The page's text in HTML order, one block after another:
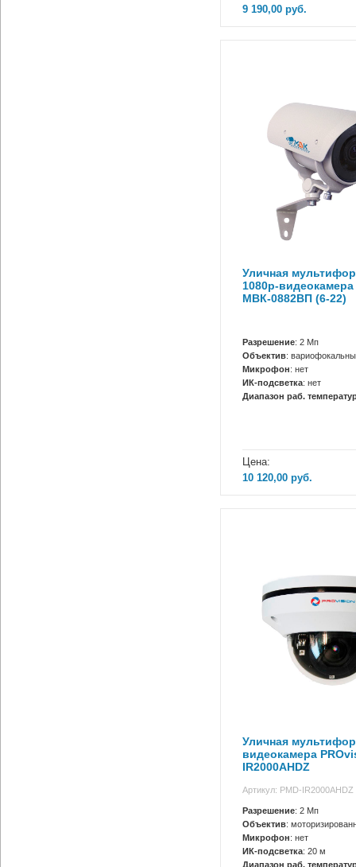
9 190,00 руб.
Уличная
1080p-видеокамера
МВК-0882ВП (6-22)
Разрешение: 2 Мп
Объектив:
Микрофон: нет
ИК-подсветка: нет
Диапазон раб.
Цена:
10 120,00 руб.
Уличная
видеокамера
IR2000AHDZ
Артикул: PMD-IR2000AHDZ
Разрешение: 2 Мп
Объектив:
Микрофон: нет
ИК-подсветка: 20 м
Диапазон раб.